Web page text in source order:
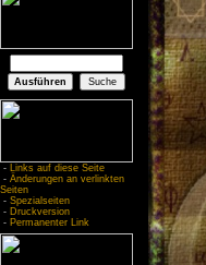
- Links auf diese Seite
- Änderungen an verlinkten
Seiten
- Spezialseiten
- Druckversion
- Permanenter Link